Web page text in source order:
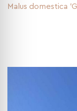
Malus domestica